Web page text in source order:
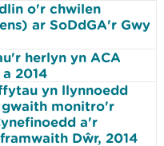
o'r chwilen
ar SoDdGA'r Gwy
herlyn yn ACA
2014
yn llynnoedd
gwaith monitro'r
a'r
Dŵr, 2014